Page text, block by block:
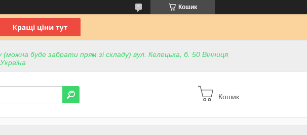
Кошик
(можна буде забрати прям зі складу) вул. Келецька, б. 50 Вінниця
Кошик